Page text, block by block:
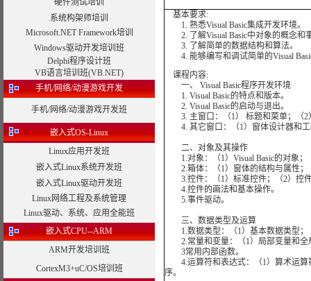
硬件测试培训
系统构架师培训
Microsoft.NET Framework培训
Windows驱动开发培训班
Delphi程序设计班
VB语言培训班(VB.NET)
手机/网络/动漫游戏开发
手机/网络/动漫游戏开发班
嵌入式OS-Linux
Linux应用开发班
嵌入式Linux系统开发班
嵌入式Linux驱动开发班
Linux网络工程及系统管理
Linux驱动、系统、应用全能班
嵌入式CPU--ARM
ARM开发培训班
CortexM3+uC/OS培训班
基本要求:
1. 熟悉Visual Basic集成开发环境。
2. 了解Visual Basic中对象的概念和
3. 了解简单的数据结构和算法。
4. 能够编写和调试简单的Visual
课程内容:
一、 Visual Basic程序开发环境
1. Visual Basic的特点和版本。
2. Visual Basic的启动与退出。
3. 主窗口：（1） 标题和菜单；（2
4. 其它窗口：（1）窗体设计器和工
二、对象及其操作
1.对象：（1）Visual Basic的对象；
2.箱体：（1）窗体的结构与属性；
3.控件：（1）标准控件；（2）控
4.控件的画法和基本操作。
5.事件驱动。
三、数据类型及运算
1.数据类型：（1）基本数据类型；
2.常量和变量：（1）局部变量和全
3常用内部函数。
4.运算符和表达式：（1）算术运算
序。